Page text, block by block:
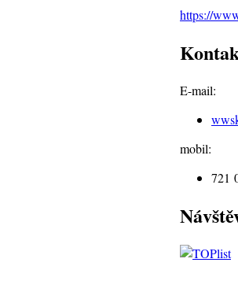
https://
E-mail:
mobil:
721